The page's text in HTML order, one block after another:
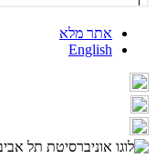
אתר מלא
English